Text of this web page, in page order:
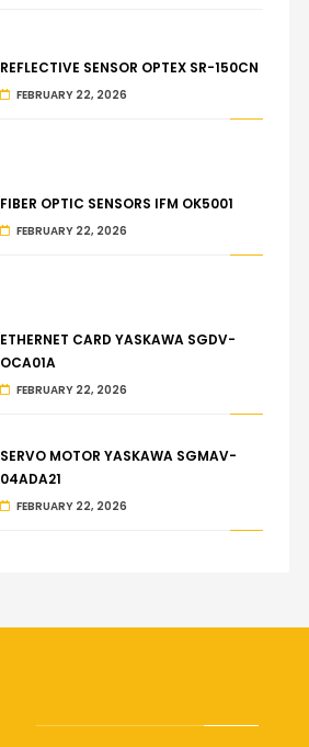
REFLECTIVE SENSOR OPTEX SR-150CN
FEBRUARY 22, 2026
FIBER OPTIC SENSORS IFM OK5001
FEBRUARY 22, 2026
ETHERNET CARD YASKAWA SGDV-
OCA01A
FEBRUARY 22, 2026
SERVO MOTOR YASKAWA SGMAV-
04ADA21
FEBRUARY 22, 2026